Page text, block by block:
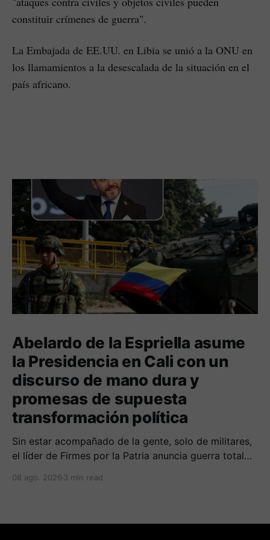
constituir crímenes de guerra".
La Embajada de EE.UU. en Libia se unió a la ONU en
los llamamientos a la desescalada de la situación en el
país africano.
Abelardo de la Espriella asume
la Presidencia en Cali con un
discurso de mano dura y
promesas de supuesta
transformación política
Sin estar acompañado de la gente, solo de militares,
el líder de Firmes por la Patria anuncia guerra total
posiblemente lucha contra la corrupción.
08 ago. 2026 3 min read